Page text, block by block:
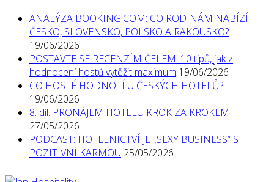
ANALÝZA BOOKING.COM: CO RODINÁM NABÍZÍ
ČESKO, SLOVENSKO, POLSKO A RAKOUSKO?
19/06/2026
POSTAVTE SE RECENZÍM ČELEM! 10 tipů, jak z
hodnocení hostů vytěžit maximum 19/06/2026
CO HOSTÉ HODNOTÍ U ČESKÝCH HOTELŮ?
19/06/2026
8. díl: PRONÁJEM HOTELU KROK ZA KROKEM
27/05/2026
PODCAST: HOTELNICTVÍ JE „SEXY BUSINESS“ S
POZITIVNÍ KARMOU 25/05/2026